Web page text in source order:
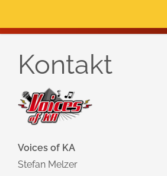
Kontakt
Voices of KA
Stefan Melzer